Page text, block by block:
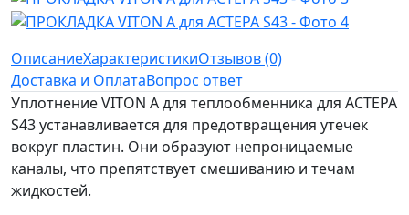
ОписаниеХарактеристикиОтзывов (0)
Доставка и ОплатаВопрос ответ
Уплотнение VITON A для теплообменника для АСТЕРА
S43 устанавливается для предотвращения утечек
вокруг пластин. Они образуют непроницаемые
каналы, что препятствует смешиванию и течам
жидкостей.